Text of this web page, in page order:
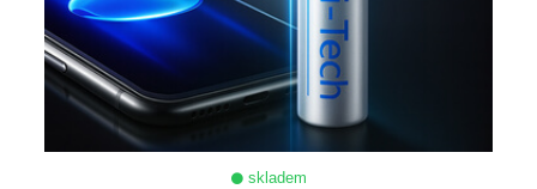
skladem